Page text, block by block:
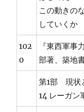
この動きの
していくか
102
0
『東西軍
部著、築地書
第1部 現状
14 レーガン